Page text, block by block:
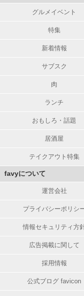
グルメイベント
特集
新着情報
サブスク
肉
ランチ
おもしろ・話題
居酒屋
テイクアウト特集
favyについて
運営会社
プライバシーポリシ
情報セキュリティ方
広告掲載に関して
採用情報
公式ブログ favicon